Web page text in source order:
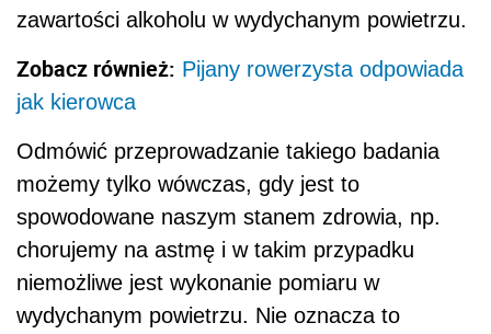
zawartości alkoholu w wydychanym powietrzu.
Zobacz również: Pijany rowerzysta odpowiada
jak kierowca
Odmówić przeprowadzanie takiego badania
możemy tylko wówczas, gdy jest to
spowodowane naszym stanem zdrowia, np.
chorujemy na astmę i w takim przypadku
niemożliwe jest wykonanie pomiaru w
wydychanym powietrzu. Nie oznacza to